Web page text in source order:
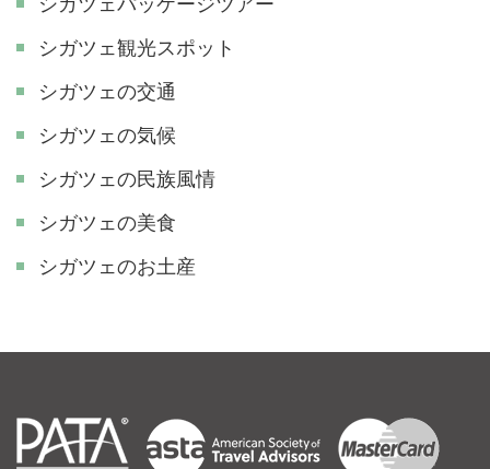
シガツェ観光スポット
シガツェの交通
シガツェの気候
シガツェの民族風情
シガツェの美食
シガツェのお土産